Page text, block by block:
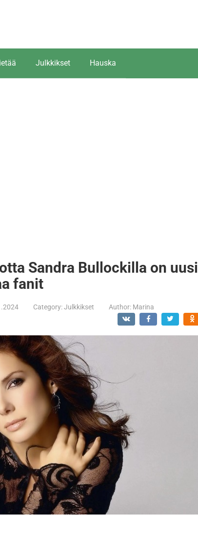
Julkkikset Hauska
Sandra Bullockilla on uusi
fanit
Category:Julkkikset Author: Marina